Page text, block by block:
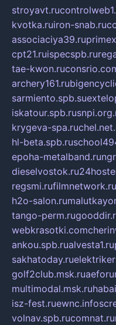
stroyavt.ru
kvotka.ruiron-snab.ru
associaciya39.ru
cpt21.ruispecspb.ru
tae-kwon.ru
archery161.ru
sarmiento.spb.su
iskatour.spb.ru
krygeva-spa.ru
hl-beta.spb.ru
epoha-metalband.ru
dieselvostok.ru
regsmi.rufilmnetwork.ru
h2o-salon.ru
tango-perm.ru
webkrasotki.com
ankou.spb.rualvesta1.ru
sakhatoday.ru
golf2club.msk.ru
multimodal.msk.ru
isz-fest.ruewnc.info
volnav.spb.rucomnat.ru